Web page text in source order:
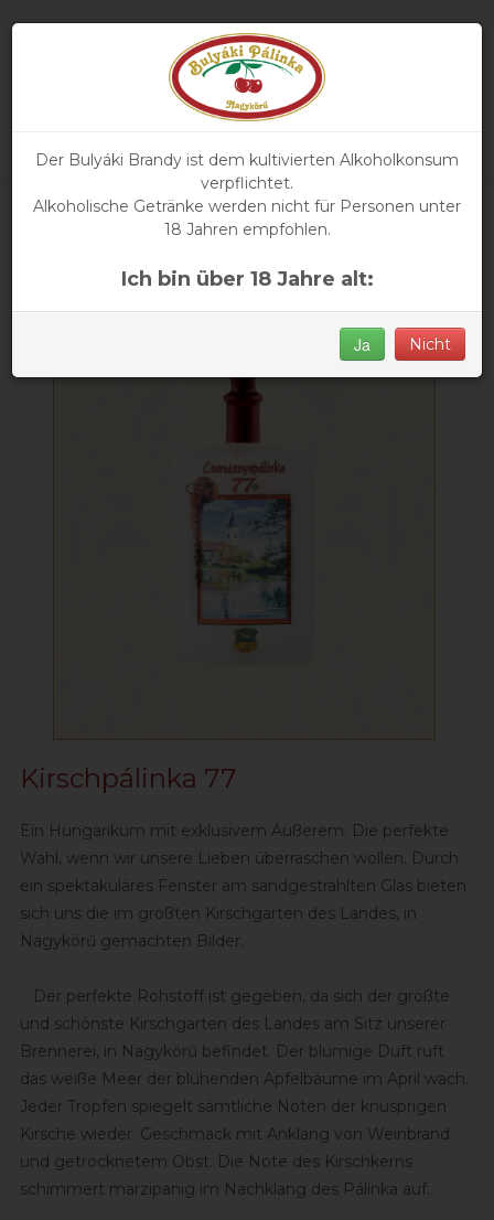
Hauptseite »unsere Produkte » Kirschpálinka 77
Kirschpálinka 77
Ein Hungarikum mit exklusivem Äußerem. Die perfekte
Wahl, wenn wir unsere Lieben überraschen wollen. Durch
ein spektakuläres Fenster am sandgestrahlten Glas bieten
sich uns die im größten Kirschgarten des Landes, in
Nagykörű gemachten Bilder.
Der perfekte Rohstoff ist gegeben, da sich der größte
und schönste Kirschgarten des Landes am Sitz unserer
Brennerei, in Nagykörű befindet. Der blumige Duft ruft
das weiße Meer der blühenden Apfelbäume im April wach.
Jeder Tropfen spiegelt sämtliche Noten der knusprigen
Kirsche wieder. Geschmack mit Anklang von Weinbrand
und getrocknetem Obst. Die Note des Kirschkerns
schimmert marzipanig im Nachklang des Pálinka auf.
Der Bulyáki Brandy ist dem kultivierten Alkoholkonsum
verpflichtet.
Alkoholische Getränke werden nicht für Personen unter
18 Jahren empfohlen.
Ich bin über 18 Jahre alt:
Ja Nicht